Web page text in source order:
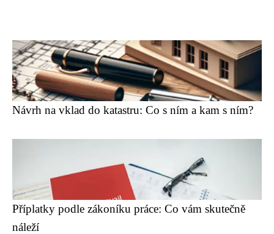
Návrh na vklad do katastru: Co s ním a kam s ním?
Příplatky podle zákoníku práce: Co vám skutečně
náleží